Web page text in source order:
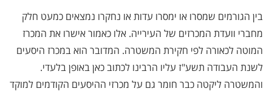
בין הגורמים שמסרו או ימסרו עדות או נחקרו נמצאים כמעט חלק
מחברי וועדת המכרזים של העירייה. אלו כאמור אישרו את המכרז
המוטה לכאורה לפי חקירת המשטרה. המדובר הוא במכרז היסעים
לשנת העבודה תשע"ז עליו הרבינו לכתוב כאן באופן בלעדי.
והמשטרה ליקטה כבר חומר גם על מכרזי ההיסעים הקודמים למוקד